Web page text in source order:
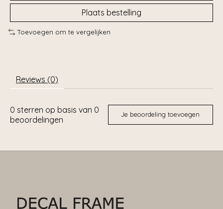
Plaats bestelling
Toevoegen om te vergelijken
Reviews (0)
0 sterren op basis van 0
beoordelingen
Je beoordeling toevoegen